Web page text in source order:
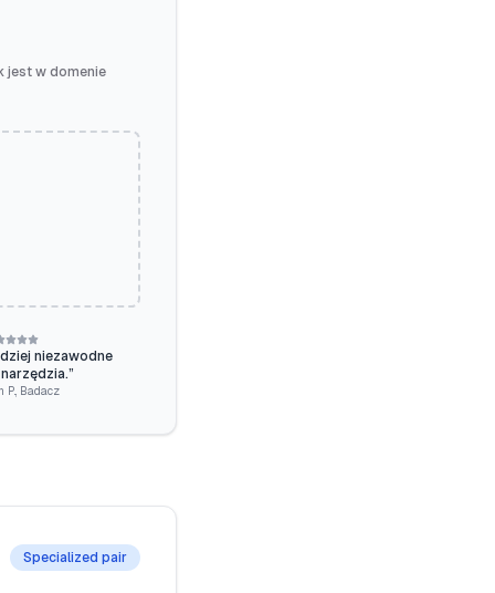
jest w domenie
niezawodne
”
P. Badacz
Specialized pair